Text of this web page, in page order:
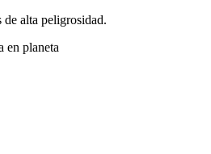
de alta peligrosidad.
en planeta